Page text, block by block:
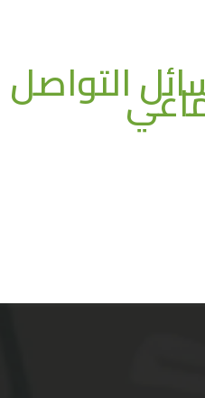
التواصل